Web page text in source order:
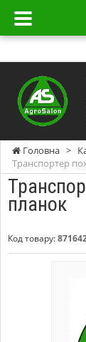
Головна >
Транспортер
планок
Код товару: